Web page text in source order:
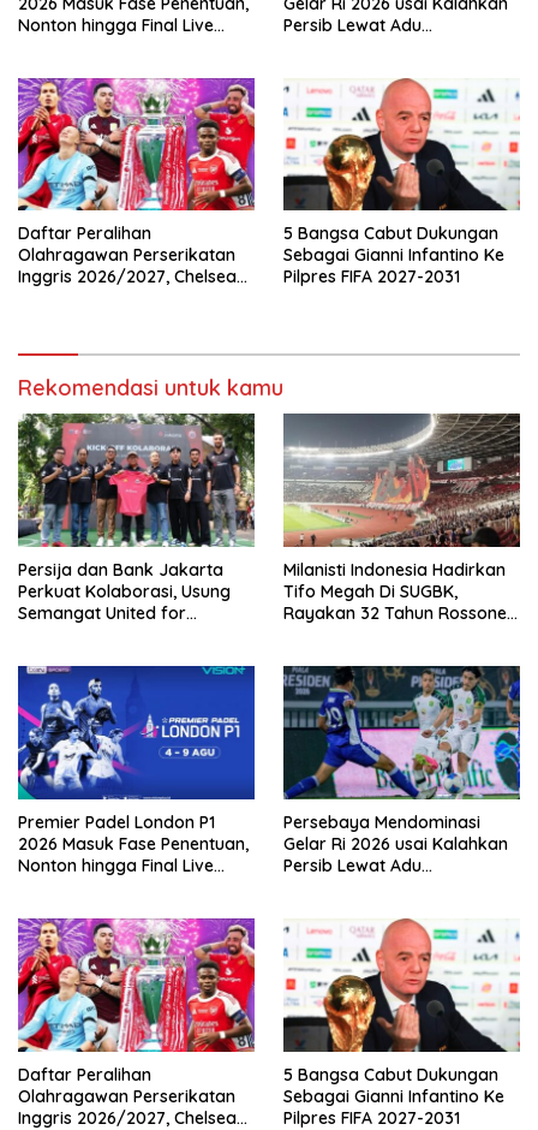
Nonton hingga Final Live
Persib Lewat Adu
Daftar Peralihan
Olahragawan Perserikatan
Inggris 2026/2027, Chelsea
5 Bangsa Cabut Dukungan
Sebagai Gianni Infantino Ke
Pilpres FIFA 2027-2031
Rekomendasi untuk kamu
Persija dan Bank Jakarta
Perkuat Kolaborasi, Usung
Semangat United for
Milanisti Indonesia Hadirkan
Tifo Megah Di SUGBK,
Rayakan 32 Tahun Rossoneri
Premier Padel London P1
2026 Masuk Fase Penentuan,
Nonton hingga Final Live
Persebaya Mendominasi
Gelar Ri 2026 usai Kalahkan
Persib Lewat Adu
Daftar Peralihan
Olahragawan Perserikatan
Inggris 2026/2027, Chelsea
5 Bangsa Cabut Dukungan
Sebagai Gianni Infantino Ke
Pilpres FIFA 2027-2031